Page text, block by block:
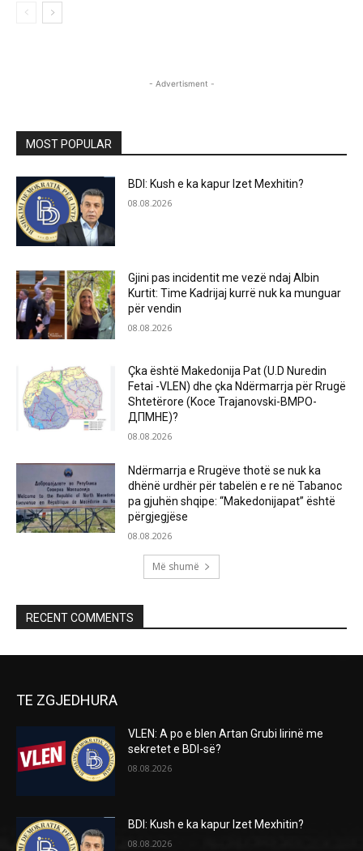
- Advertisment -
MOST POPULAR
BDI: Kush e ka kapur Izet Mexhitin?
08.08.2026
Gjini pas incidentit me vezë ndaj Albin
Kurtit: Time Kadrijaj kurrë nuk ka munguar
për vendin
08.08.2026
Çka është Makedonija Pat (U.D Nuredin
Fetai -VLEN) dhe çka Ndërmarrja për Rrugë
Shtetërore (Koce Trajanovski-ВМРО-
ДПМНЕ)?
08.08.2026
Ndërmarrja e Rrugëve thotë se nuk ka
dhënë urdhër për tabelën e re në Tabanoc
pa gjuhën shqipe: “Makedonijapat” është
përgjegjëse
08.08.2026
Më shumë
RECENT COMMENTS
TE ZGJEDHURA
VLEN: A po e blen Artan Grubi lirinë me
sekretet e BDI-së?
08.08.2026
BDI: Kush e ka kapur Izet Mexhitin?
08.08.2026